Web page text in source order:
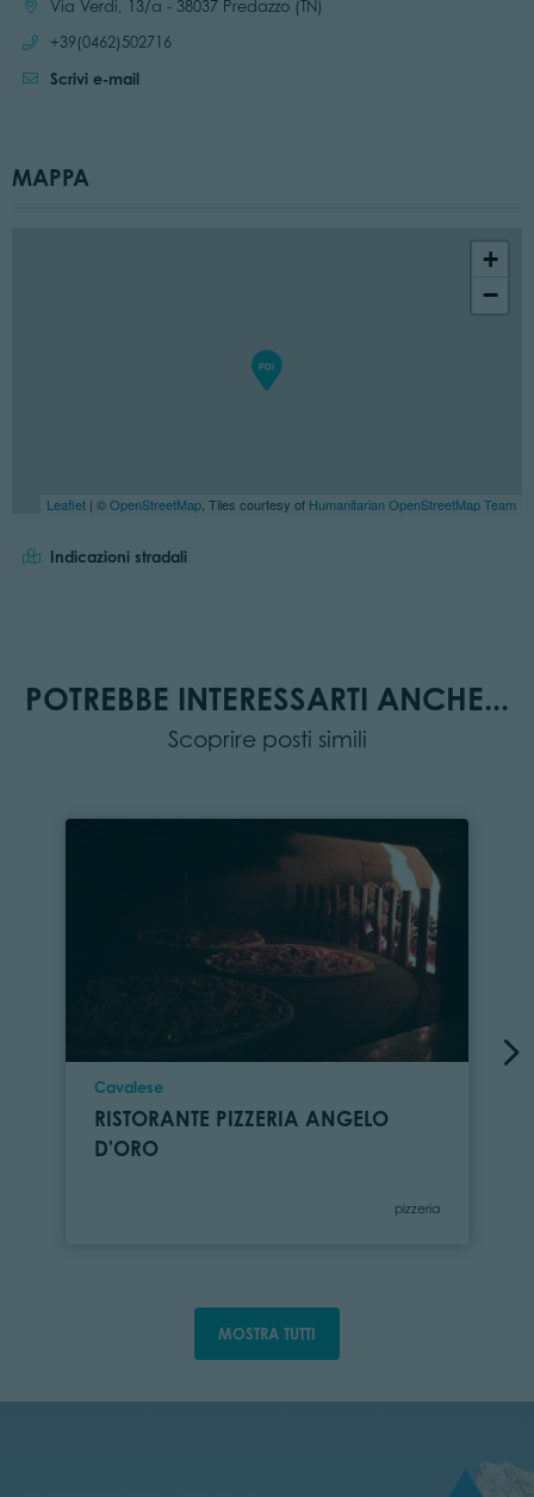
Località:Via Verdi, 13/a - 38037 Predazzo (TN)
Chiama:
+39(0462)502716
Scrivi e-mail
MAPPA
+
−
Leaflet | ©OpenStreetMap , Tiles courtesy of Humanitarian OpenStreetMap Team
Indicazioni stradali
POTREBBE INTERESSARTI ANCHE...
Scoprire posti simili
Località
Cavalese
RISTORANTE PIZZERIA ANGELO
D'ORO
Categoria
pizzeria
MOSTRA TUTTI